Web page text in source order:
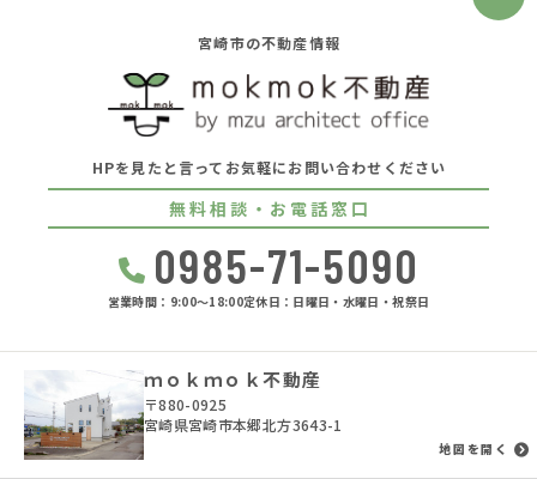
宮崎市の不動産情報
HPを見たと言ってお気軽にお問い合わせください
無料相談・お電話窓口
0985-71-5090
営業時間：9:00〜18:00定休日：日曜日・水曜日・祝祭日
ｍｏｋｍｏｋ不動産
〒880-0925
宮崎県宮崎市本郷北方3643-1
地図を開く